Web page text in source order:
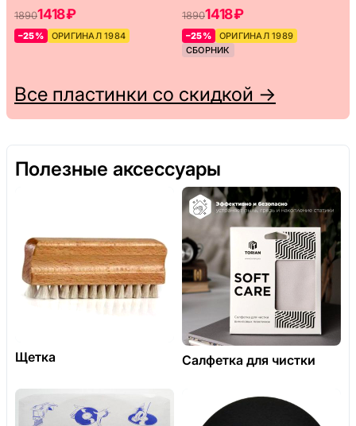
18901418 ₽
–25% ОРИГИНАЛ 1984
18901418 ₽
–25%
ОРИГИНАЛ 1989
СБОРНИК
Все пластинки со скидкой →
Полезные аксессуары
Щетка Салфетка для чистки